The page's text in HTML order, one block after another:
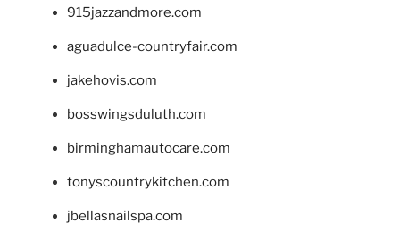
915jazzandmore.com
aguadulce-countryfair.com
jakehovis.com
bosswingsduluth.com
birminghamautocare.com
tonyscountrykitchen.com
jbellasnailspa.com